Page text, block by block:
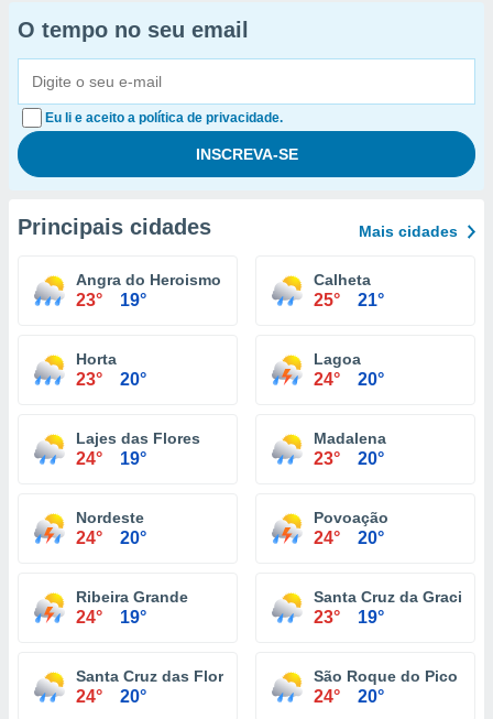
O tempo no seu email
Eu li e aceito a política de privacidade.
Principais cidades Mais cidades
Angra do Heroismo
23° 19°
Calheta
25° 21°
Horta
23° 20°
Lagoa
24° 20°
Lajes das Flores
24° 19°
Madalena
23° 20°
Nordeste
24° 20°
Povoação
24° 20°
Ribeira Grande
24° 19°
Santa Cruz da Graciosa
23° 19°
Santa Cruz das Flores
24° 20°
São Roque do Pico
24° 20°